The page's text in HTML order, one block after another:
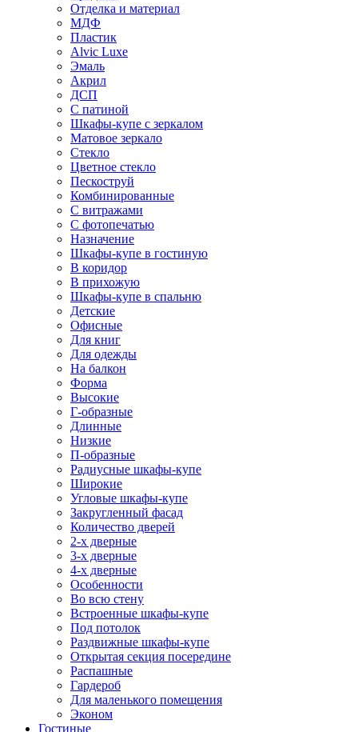
Отделка и материал
МДФ
Пластик
Alvic Luxe
Эмаль
Акрил
ДСП
С патиной
Шкафы-купе с зеркалом
Матовое зеркало
Стекло
Цветное стекло
Пескоструй
Комбинированные
С витражами
С фотопечатью
Назначение
Шкафы-купе в гостиную
В коридор
В прихожую
Шкафы-купе в спальню
Детские
Офисные
Для книг
Для одежды
На балкон
Форма
Высокие
Г-образные
Длинные
Низкие
П-образные
Радиусные шкафы-купе
Широкие
Угловые шкафы-купе
Закругленный фасад
Количество дверей
2-х дверные
3-х дверные
4-х дверные
Особенности
Во всю стену
Встроенные шкафы-купе
Под потолок
Раздвижные шкафы-купе
Открытая секция посередине
Распашные
Гардероб
Для маленького помещения
Эконом
Гостиные